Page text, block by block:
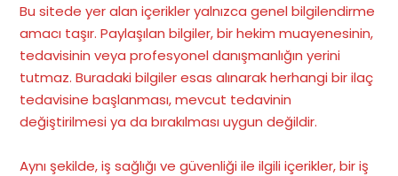
Bu sitede yer alan içerikler yalnızca genel bilgilendirme
amacı taşır. Paylaşılan bilgiler, bir hekim muayenesinin,
tedavisinin veya profesyonel danışmanlığın yerini
tutmaz. Buradaki bilgiler esas alınarak herhangi bir ilaç
tedavisine başlanması, mevcut tedavinin
değiştirilmesi ya da bırakılması uygun değildir.
Aynı şekilde, iş sağlığı ve güvenliği ile ilgili içerikler, bir iş